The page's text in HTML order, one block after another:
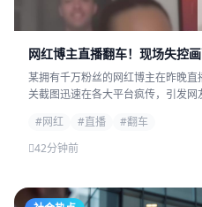
网红博主直播翻车！现场失控
某拥有千万粉丝的网红博主在昨晚
关截图迅速在各大平台疯传，引发网
#网红
#直播
#翻车
42分钟前